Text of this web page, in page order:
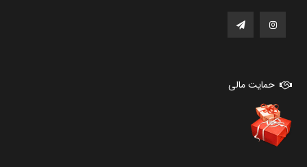
حمایت مالی